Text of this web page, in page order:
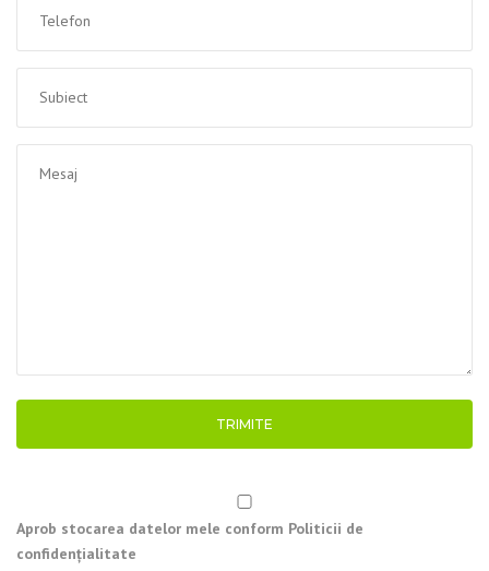
Aprob stocarea datelor mele conform Politicii de
confidențialitate